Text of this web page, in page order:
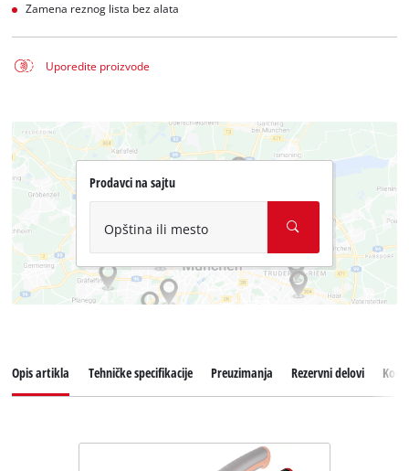
Zamena reznog lista bez alata
Uporedite proizvode
Prodavci na sajtu
Opština ili mesto
Opis artikla Tehničke specifikacije Preuzimanja Rezervni delovi